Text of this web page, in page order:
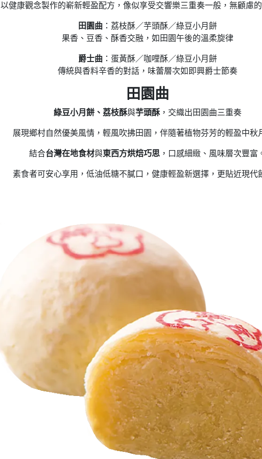
以健康觀念製作的嶄新輕盈配方，像似享受交響樂三重奏一般，無顧慮
田園曲 ：荔枝酥／芋頭酥／綠豆小月餅
果香、豆香、酥香交融，如田園午後的溫柔旋律
爵士曲 ：蛋黃酥／咖哩酥／綠豆小月餅
傳統與香料辛香的對話，味蕾層次如即興爵士節奏
田園曲
綠豆小月餅、荔枝酥與芋頭酥，交織出田園曲三重奏
展現鄉村自然優美風情，輕風吹拂田園，伴隨著植物芬芳的輕盈中秋
結合台灣在地食材與東西方烘焙巧思 ，口感細緻、風味層次豐富
素食者可安心享用，低油低糖不膩口，健康輕盈新選擇，更貼近現代